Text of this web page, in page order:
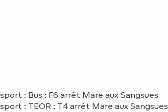
: Bus : F6 arrêt Mare aux Sangsues
: TEOR : T4 arrêt Mare aux Sangsues